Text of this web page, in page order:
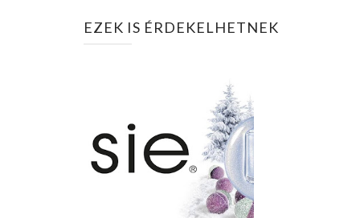
EZEK IS ÉRDEKELHETNEK